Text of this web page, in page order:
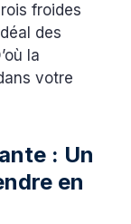
froides
des
la
votre
: Un
en